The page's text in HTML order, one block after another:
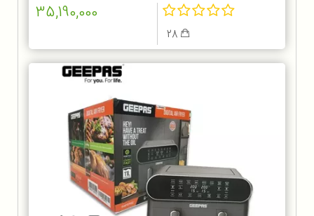
35,190,000